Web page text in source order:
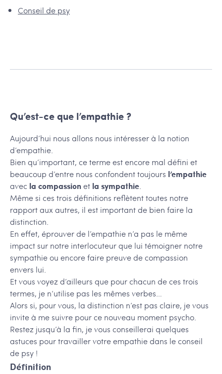
Conseil de psy
Qu’est-ce que l’empathie ?
Aujourd’hui nous allons nous intéresser à la notion
d’empathie.
Bien qu’important, ce terme est encore mal défini et
beaucoup d’entre nous confondent toujours l’empathie
avec la compassionet la sympathie.
Même si ces trois définitions reflètent toutes notre
rapport aux autres, il est important de bien faire la
distinction.
En effet, éprouver de l’empathie n’a pas le même
impact sur notre interlocuteur que lui témoigner notre
sympathie ou encore faire preuve de compassion
envers lui.
Et vous voyez d’ailleurs que pour chacun de ces trois
termes, je n‘utilise pas les mêmes verbes…
Alors si, pour vous, la distinction n’est pas claire, je vous
invite à me suivre pour ce nouveau moment psycho.
Restez jusqu’à la fin, je vous conseillerai quelques
astuces pour travailler votre empathie dans le conseil
de psy !
Définition